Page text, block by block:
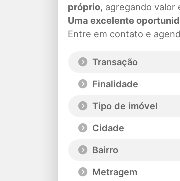
próprio, agregando valor
Uma excelente
Entre em contato e
Transação
Finalidade
Tipo de imóvel
Cidade
Bairro
Metragem